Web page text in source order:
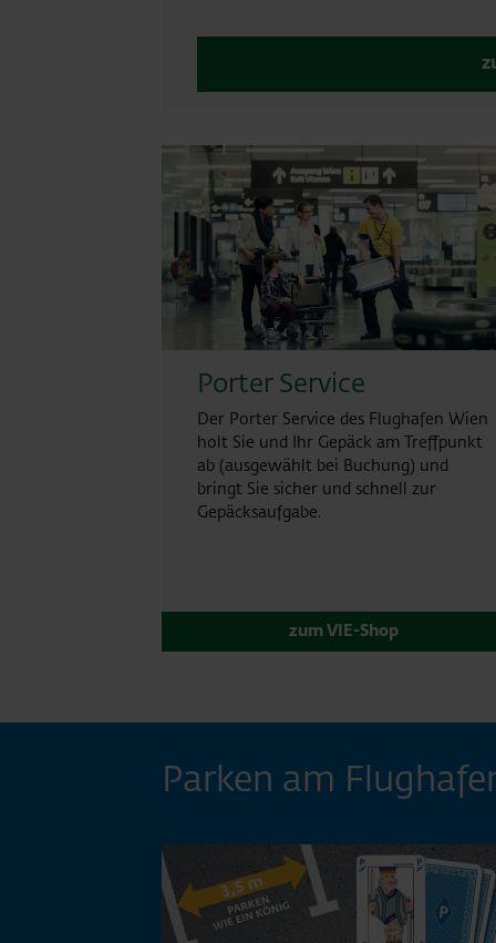
Porter Service
Der Porter Service des Flughafen Wien
holt Sie und Ihr Gepäck am Treffpunkt
ab (ausgewählt bei Buchung) und
bringt Sie sicher und schnell zur
Gepäcksaufgabe.
zum VIE-Shop
Parken am